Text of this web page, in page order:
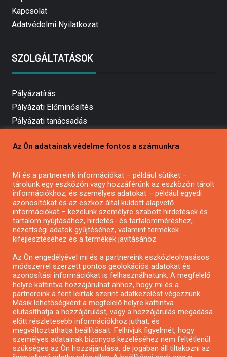
Kapcsolat
Adatvédelmi Nyilatkozat
SZOLGÁLTATÁSOK
Pályázatírás
Pályázati Előminősítés
Pályázati tanácsadás
Mezőgazdasági pályázatírás
Pályázatírás civil szervezeteknek
Pályázatírás önkormányzatoknak
Pályázatfigyelés
Specifikus pályázatfigyelés vagy hírlevél
Pályázatok magánszemélyeknek
Pályázatok civil szervezeteknek
Pályázatok vállalkozásoknak
Önkormányzati pályázatok
Mezőgazdasági pályázatok
Falusi turizmus pályázatok
Az Ön adatainak védelme fontos a számunkra
Mi és a partnereink információkat – például sütiket –
tárolunk egy eszközön vagy hozzáférünk az eszközön tárolt
információkhoz, és személyes adatokat – például egyedi
azonosítókat és az eszköz által küldött alapvető
információkat – kezelünk személyre szabott hirdetések és
tartalom nyújtásához, hirdetés- és tartalomméréshez,
nézettségi adatok gyűjtéséhez, valamint termékek
kifejlesztéséhez és a termékek javításához.
Az Ön engedélyével mi és a partnereink eszközleolvasásos
módszerrel szerzett pontos geolokációs adatokat és
azonosítási információkat is felhasználhatunk. A megfelelő
helyre kattintva hozzájárulhat ahhoz, hogy mi és a
partnereink a fent leírtak szerint adatkezelést végezzünk.
Másik lehetőségként a megfelelő helyre kattintva
elutasíthatja a hozzájárulást, vagy a hozzájárulás megadása
előtt részletesebb információkhoz juthat, és
megváltoztathatja beállításait. Felhívjuk figyelmét, hogy
személyes adatainak bizonyos kezeléséhez nem feltétlenül
szükséges az Ön hozzájárulása, de jogában áll tiltakozni az